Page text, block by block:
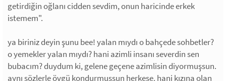
getirdiğin oğlanı cidden sevdim, onun haricinde erkek
istemem".
ya biriniz deyin şunu bee! yalan mıydı o bahçede sohbetler?
o yemekler yalan mıydı? hani azimli insanı severdin sen
bubacım? duydum ki, gelene geçene azimlisin diyormuşsun.
aynı sözlerle övgü kondurmuşsun herkese. hani kızına olan